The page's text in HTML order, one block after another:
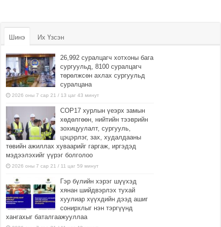
Шинэ Их Үзсэн
26,992 суралцагч хотхоны бага
сургуульд, 8100 суралцагч
төрөлжсөн ахлах сургуульд
суралцана
2026 оны 7 сар 21 / 13 цаг 43 минут
COP17 хурлын үеэрх замын
хөдөлгөөн, нийтийн тээврийн
зохицуулалт, сургууль,
цэцэрлэг, зах, худалдааны
төвийн ажиллах хуваарийг гаргаж, иргэдэд
мэдээлэхийг үүрэг болголоо
2026 оны 7 сар 21 / 11 цаг 59 минут
Гэр бүлийн хэрэг шүүхэд
хянан шийдвэрлэх тухай
хуулиар хүүхдийн дээд ашиг
сонирхлыг нэн тэргүүнд
хангахыг баталгаажууллаа